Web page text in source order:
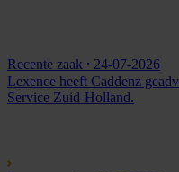
Recente zaak ⸱ 24-07-2026
Lexence heeft Caddenz
Service Zuid-Holland.